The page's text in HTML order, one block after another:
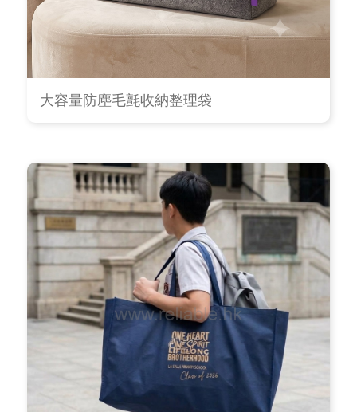
大容量防塵毛氈收納整理袋